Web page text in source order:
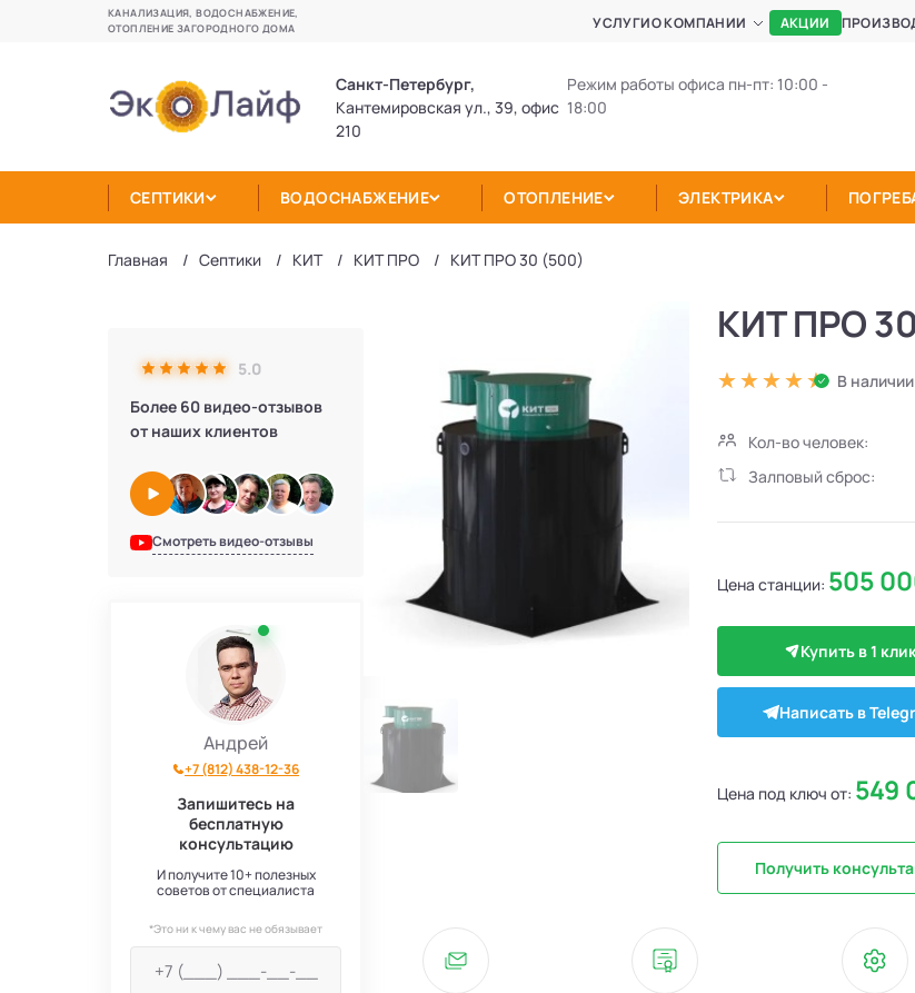
КАНАЛИЗАЦИЯ, ВОДОСНАБЖЕНИЕ,
ОТОПЛЕНИЕ ЗАГОРОДНОГО ДОМА
УСЛУГИО КОМПАНИИ АКЦИИ
Санкт-Петербург,
Кантемировская ул., 39, офис
210
Режим работы офиса пн-пт: 10:00 -
18:00
СЕПТИКИ ВОДОСНАБЖЕНИЕ ОТОПЛЕНИЕ ЭЛЕКТРИКА
Главная Септики КИТ КИТ ПРО КИТ ПРО 30 (500)
5.0
Более 60 видео-отзывов
от наших клиентов
Смотреть видео-отзывы
Андрей
+7 (812) 438-12-36
Запишитесь на
бесплатную
консультацию
И получите 10+ полезных
советов от специалиста
*Это ни к чему вас не обязывает
КИТ ПРО
В наличии
Кол-во человек:
Залповый сброс:
Цена станции: 505
Купить в 1
Написать в
Цена под ключ от: 549
Получить